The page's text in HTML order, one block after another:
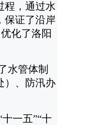
程，通过水
保证了沿岸
化了洛阳
水管体制
）、防汛办
一五”“十